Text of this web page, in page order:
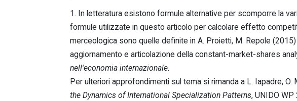
1. In letteratura esistono formule alternative per scomporre la
formule utilizzate in questo articolo per calcolare effetto
merceologica sono quelle definite in A. Proietti, M. Repole
aggiornamento e articolazione della constant-market-shares
nell'economia internazionale.
Per ulteriori approfondimenti sul tema si rimanda a L. Iapadre,
the Dynamics of International Specialization Patterns, UNIDO